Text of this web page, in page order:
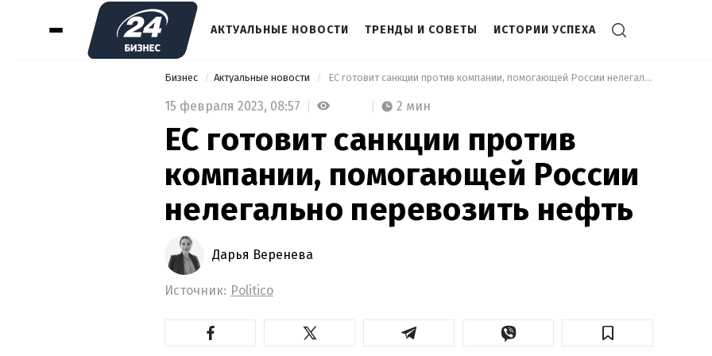
АКТУАЛЬНЫЕ НОВОСТИ ТРЕНДЫ И СОВЕТЫ ИСТОРИИ УСПЕХА
Бизнес Актуальные новости ЕС готовит санкции против компании, помогающей России нелегально перевозить нефть
15 февраля 2023, 08:57 2 мин
ЕС готовит санкции против
компании, помогающей России
нелегально перевозить нефть
Дарья Веренева
Источник: Politico